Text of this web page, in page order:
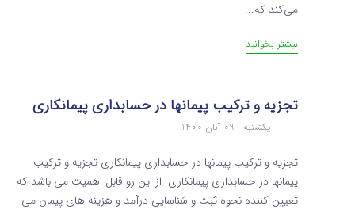
می‌کند که...
بیشتر بخوانید
تجزیه‌ و ترکیب‌ پیمانها در حسابداری پیمانکاری
یکشنبه , 09 آبان 1400
تجزیه‌ و ترکیب‌ پیمانها در حسابداری پیمانکاری تجزیه‌ و ترکیب‌
پیمانها در حسابداری پیمانکاری از این رو قابل اهمیت می باشد که
تعیین کننده نحوه ثبت و شناسایی درآمد و هزینه های پیمان می